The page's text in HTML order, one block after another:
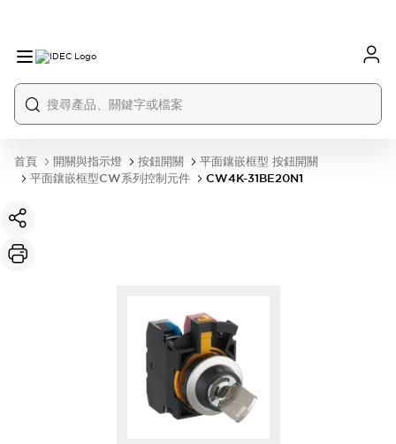
首頁 開關與指示燈 按鈕開關
平面鑲嵌框型 按鈕開關
平面鑲嵌框型CW系列控制元件
CW4K-31BE20N1